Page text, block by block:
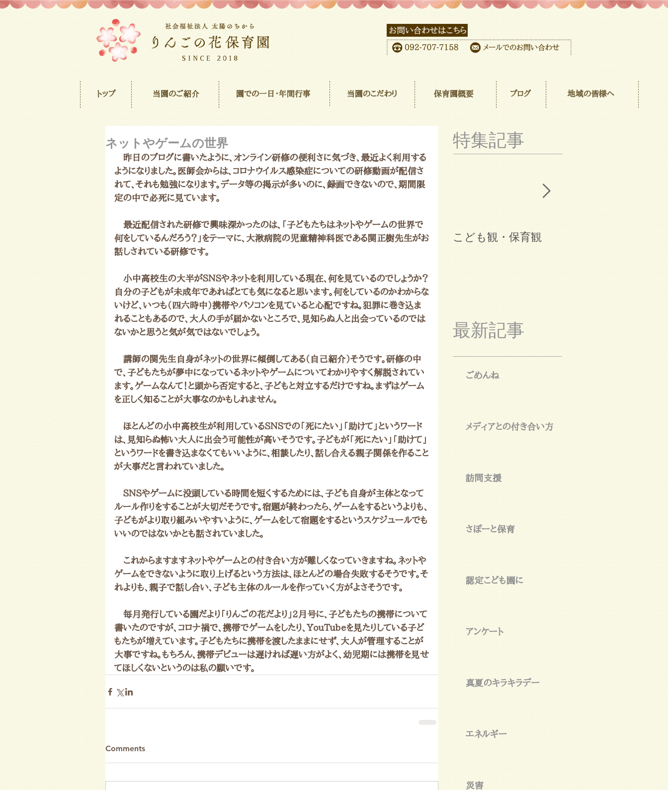
トップ 当園のご紹介 園での一日･年間行事 当園のこだわり 保育園概要 ブログ 地域の皆様へ
ネットやゲームの世界
昨日のブログに書いたように、オンライン研修の便利さに気づき、最近よく利用する
ようになりました。医師会からは、コロナウイルス感染症についての研修動画が配信さ
れて、それも勉強になります。データ等の掲示が多いのに、録画できないので、期間限
定の中で必死に見ています。
最近配信された研修で興味深かったのは、「子どもたちはネットやゲームの世界で
何をしているんだろう？」をテーマに、大湫病院の児童精神科医である関正樹先生がお
話しされている研修です。
小中高校生の大半がＳＮＳやネットを利用している現在、何を見ているのでしょうか？
自分の子どもが未成年であればとても気になると思います。何をしているのかわからな
いけど、いつも（四六時中）携帯やパソコンを見ていると心配ですね。犯罪に巻き込ま
れることもあるので、大人の手が届かないところで、見知らぬ人と出会っているのでは
ないかと思うと気が気ではないでしょう。
講師の関先生自身がネットの世界に傾倒してある（自己紹介）そうです。研修の中
で、子どもたちが夢中になっているネットやゲームについてわかりやすく解説されてい
ます。ゲームなんて！と頭から否定すると、子どもと対立するだけですね。まずはゲーム
を正しく知ることが大事なのかもしれません。
ほとんどの小中高校生が利用しているＳＮＳでの「死にたい」「助けて」というワード
は、見知らぬ怖い大人に出会う可能性が高いそうです。子どもが「死にたい」「助けて」
というワードを書き込まなくてもいいように、相談したり、話し合える親子関係を作ること
が大事だと言われていました。
ＳＮＳやゲームに没頭している時間を短くするためには、子ども自身が主体となって
ルール作りをすることが大切だそうです。宿題が終わったら、ゲームをするというよりも、
子どもがより取り組みいやすいように、ゲームをして宿題をするというスケジュールでも
いいのではないかとも話されていました。
これからますますネットやゲームとの付き合い方が難しくなっていきますね。ネットや
ゲームをできないように取り上げるという方法は、ほとんどの場合失敗するそうです。そ
れよりも、親子で話し合い、子ども主体のルールを作っていく方がよさそうです。
毎月発行している園だより「りんごの花だより」2月号に、子どもたちの携帯について
書いたのですが、コロナ禍で、携帯でゲームをしたり、YouTubeを見たりしている子ど
もたちが増えています。子どもたちに携帯を渡したままにせず、大人が管理することが
大事ですね。もちろん、携帯デビューは遅ければ遅い方がよく、幼児期には携帯を見せ
てほしくないというのは私の願いです。
Comments
特集記事
こども観・保育観
最新記事
ごめんね
メディアとの付き合い方
訪問支援
さぽーと保育
認定こども園に
アンケート
真夏のキラキラデー
エネルギー
災害